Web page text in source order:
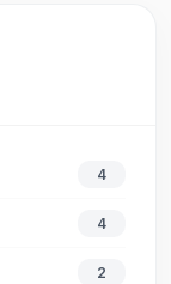
4
4
2